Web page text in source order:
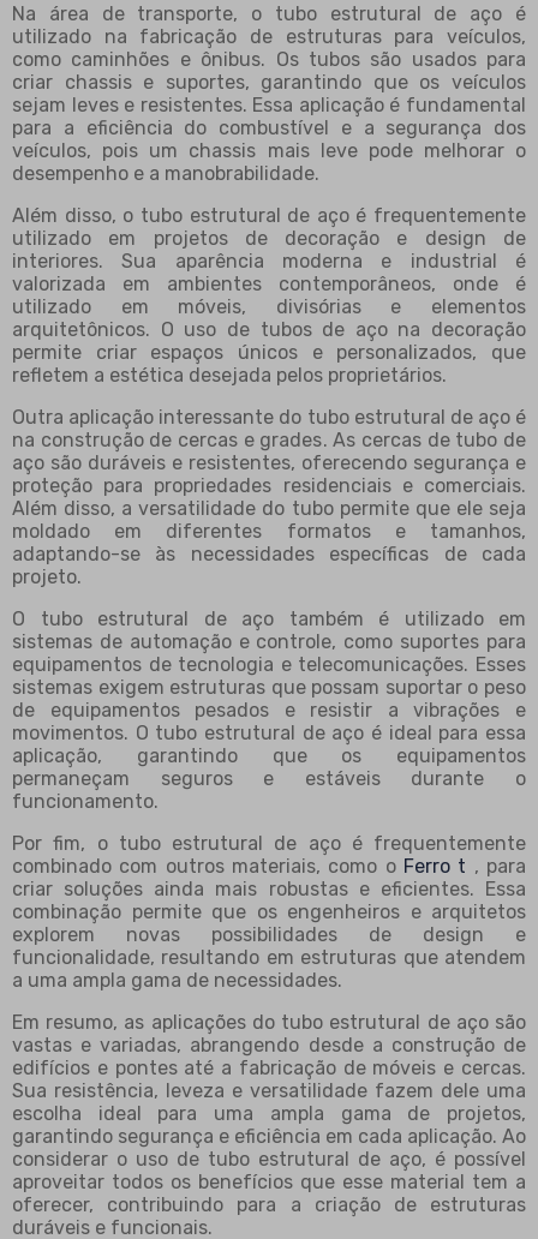
Na área de transporte, o tubo estrutural de aço é
utilizado na fabricação de estruturas para veículos,
como caminhões e ônibus. Os tubos são usados para
criar chassis e suportes, garantindo que os veículos
sejam leves e resistentes. Essa aplicação é fundamental
para a eficiência do combustível e a segurança dos
veículos, pois um chassis mais leve pode melhorar o
desempenho e a manobrabilidade.
Além disso, o tubo estrutural de aço é frequentemente
utilizado em projetos de decoração e design de
interiores. Sua aparência moderna e industrial é
valorizada em ambientes contemporâneos, onde é
utilizado em móveis, divisórias e elementos
arquitetônicos. O uso de tubos de aço na decoração
permite criar espaços únicos e personalizados, que
refletem a estética desejada pelos proprietários.
Outra aplicação interessante do tubo estrutural de aço é
na construção de cercas e grades. As cercas de tubo de
aço são duráveis e resistentes, oferecendo segurança e
proteção para propriedades residenciais e comerciais.
Além disso, a versatilidade do tubo permite que ele seja
moldado em diferentes formatos e tamanhos,
adaptando-se às necessidades específicas de cada
projeto.
O tubo estrutural de aço também é utilizado em
sistemas de automação e controle, como suportes para
equipamentos de tecnologia e telecomunicações. Esses
sistemas exigem estruturas que possam suportar o peso
de equipamentos pesados e resistir a vibrações e
movimentos. O tubo estrutural de aço é ideal para essa
aplicação, garantindo que os equipamentos
permaneçam seguros e estáveis durante o
funcionamento.
Por fim, o tubo estrutural de aço é frequentemente
combinado com outros materiais, como o Ferro t , para
criar soluções ainda mais robustas e eficientes. Essa
combinação permite que os engenheiros e arquitetos
explorem novas possibilidades de design e
funcionalidade, resultando em estruturas que atendem
a uma ampla gama de necessidades.
Em resumo, as aplicações do tubo estrutural de aço são
vastas e variadas, abrangendo desde a construção de
edifícios e pontes até a fabricação de móveis e cercas.
Sua resistência, leveza e versatilidade fazem dele uma
escolha ideal para uma ampla gama de projetos,
garantindo segurança e eficiência em cada aplicação. Ao
considerar o uso de tubo estrutural de aço, é possível
aproveitar todos os benefícios que esse material tem a
oferecer, contribuindo para a criação de estruturas
duráveis e funcionais.